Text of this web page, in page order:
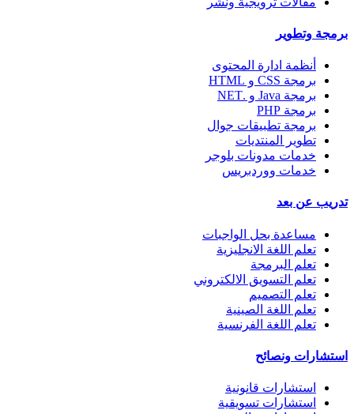
برمجة وتطوير
أنظمة ادارة المحتوى
برمجة CSS و HTML
برمجة Java و .NET
برمجة PHP
برمجة تطبيقات جوال
تطوير المنتديات
خدمات مدونات بلوجر
خدمات ووردبريس
تدريب عن بعد
مساعدة بحل الواجبات
تعلم اللغة الانجليزية
تعلم البرمجة
تعلم التسويق الالكتروني
تعلم التصميم
تعلم اللغة الصينية
تعلم اللغة الفرنسية
استشارات ونصائح
استشارات قانونية
استشارات تسويقية